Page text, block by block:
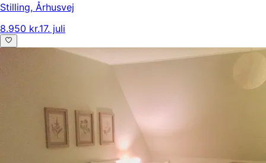
Stilling, Århusvej
8.950 kr.17. juli